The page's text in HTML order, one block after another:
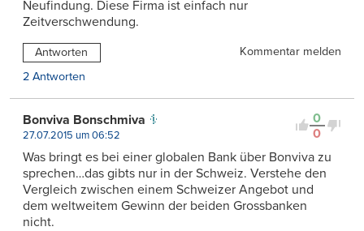
Neufindung. Diese Firma ist einfach nur
Zeitverschwendung.
Antworten
Kommentar melden
2 Antworten
0
0
Bonviva Bonschmiva
27.07.2015 um 06:52
Was bringt es bei einer globalen Bank über Bonviva zu
sprechen…das gibts nur in der Schweiz. Verstehe den
Vergleich zwischen einem Schweizer Angebot und
dem weltweitem Gewinn der beiden Grossbanken
nicht.